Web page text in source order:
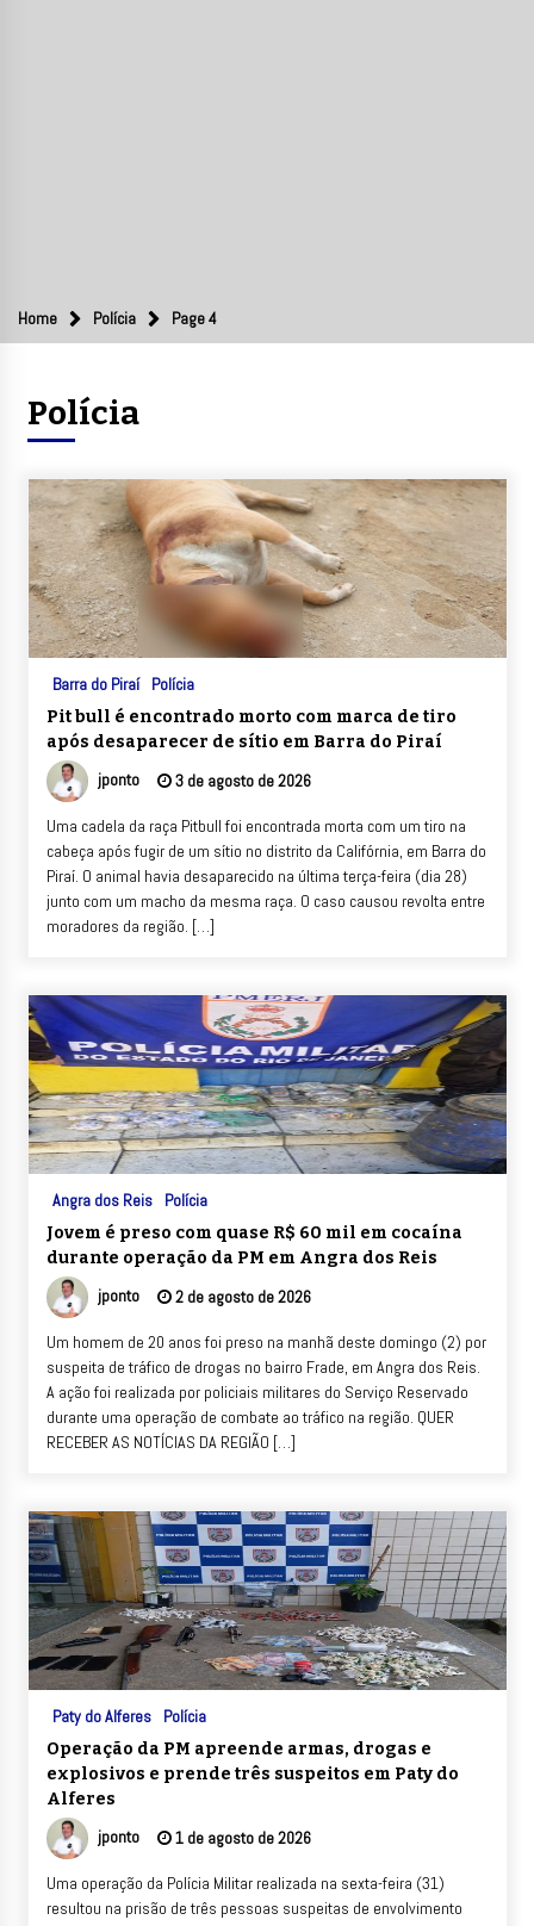
Home Polícia Page 4
Polícia
Barra do Piraí Polícia
Pit bull é encontrado morto com marca de tiro
após desaparecer de sítio em Barra do Piraí
jponto 3 de agosto de 2026
Uma cadela da raça Pitbull foi encontrada morta com um tiro na
cabeça após fugir de um sítio no distrito da Califórnia, em Barra do
Piraí. O animal havia desaparecido na última terça-feira (dia 28)
junto com um macho da mesma raça. O caso causou revolta entre
moradores da região. […]
Angra dos Reis Polícia
Jovem é preso com quase R$ 60 mil em cocaína
durante operação da PM em Angra dos Reis
jponto 2 de agosto de 2026
Um homem de 20 anos foi preso na manhã deste domingo (2) por
suspeita de tráfico de drogas no bairro Frade, em Angra dos Reis.
A ação foi realizada por policiais militares do Serviço Reservado
durante uma operação de combate ao tráfico na região. QUER
RECEBER AS NOTÍCIAS DA REGIÃO […]
Paty do Alferes Polícia
Operação da PM apreende armas, drogas e
explosivos e prende três suspeitos em Paty do
Alferes
jponto 1 de agosto de 2026
Uma operação da Polícia Militar realizada na sexta-feira (31)
resultou na prisão de três pessoas suspeitas de envolvimento